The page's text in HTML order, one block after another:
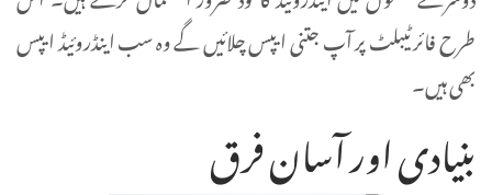
طرح فائر ٹیبلٹ پر آپ جتنی ایپس چلائیں گے وہ سب اینڈروئیڈ ایپس
بھی ہیں۔
بنیادی اور آسان فرق